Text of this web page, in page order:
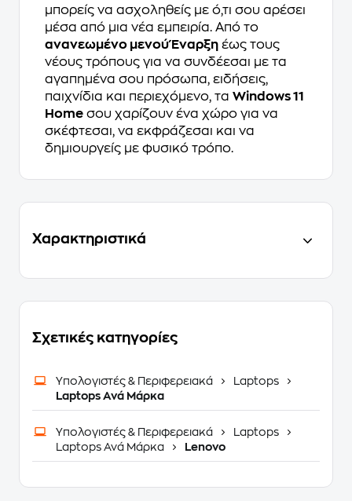
μπορείς να ασχοληθείς με ό,τι σου αρέσει
μέσα από μια νέα εμπειρία. Από το
ανανεωμένο μενού Έναρξη έως τους
νέους τρόπους για να συνδέεσαι με τα
αγαπημένα σου πρόσωπα, ειδήσεις,
παιχνίδια και περιεχόμενο, τα Windows 11
Home σου χαρίζουν ένα χώρο για να
σκέφτεσαι, να εκφράζεσαι και να
δημιουργείς με φυσικό τρόπο.
Χαρακτηριστικά
Σχετικές κατηγορίες
Υπολογιστές & Περιφερειακά
Laptops
Laptops Ανά Μάρκα
Υπολογιστές & Περιφερειακά
Laptops
Laptops Ανά Μάρκα
Lenovo